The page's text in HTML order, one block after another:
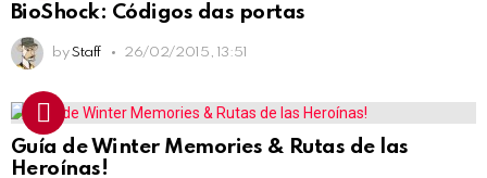
BioShock: Códigos das portas
by Staff 26/02/2015, 13:51
Guía de Winter Memories & Rutas de las
Heroínas!